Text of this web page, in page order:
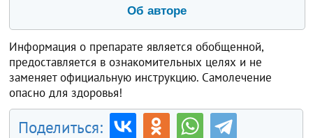
Об авторе
Информация о препарате является обобщенной,
предоставляется в ознакомительных целях и не
заменяет официальную инструкцию. Самолечение
опасно для здоровья!
Поделиться: